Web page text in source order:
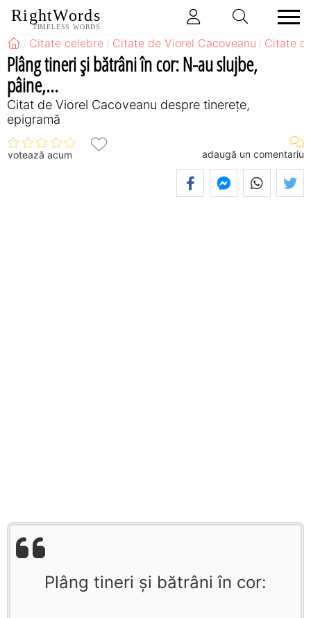
RightWords
TIMELESS WORDS
Citate celebre Citate de Viorel Cacoveanu Citate
Plâng tineri şi bătrâni în cor: N-au slujbe,
pâine,...
Citat de Viorel Cacoveanu despre tinerețe,
epigramă
votează acum adaugă un comentariu
Plâng tineri şi bătrâni în cor: